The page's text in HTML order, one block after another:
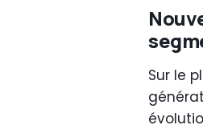
Sur le